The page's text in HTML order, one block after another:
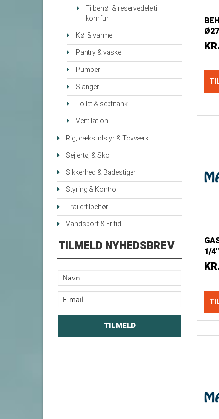
Tilbehør & reservedele til
komfur
Køl & varme
Pantry & vaske
Pumper
Slanger
Toilet & septitank
Ventilation
Rig, dæksudstyr & Tovværk
Sejlertøj & Sko
Sikkerhed & Badestiger
Styring & Kontrol
Trailertilbehør
Vandsport & Fritid
TILMELD NYHEDSBREV
KR.
1/
KR.